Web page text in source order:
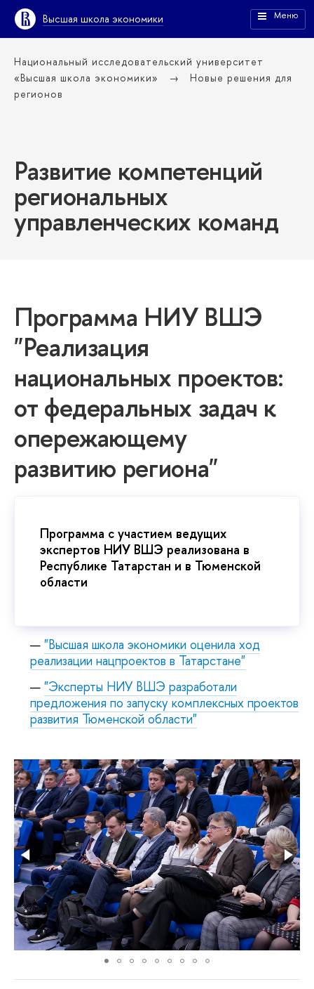
ысшая школа экономики Меню
Национальный исследовательский университет
«Высшая школа экономики»
Новые решения для
регионо
Развитие компетенций
региональных
управленческих команд
Программа НИУ ВШЭ
"Реализация
национальных проектов:
от федеральных задач к
опережающему
развитию региона"
Программа с участием ведущих
экспертов НИУ ВШЭ реализована
Республике Татарстан и в Тюменской
области
"Высшая школа экономики оценила ход
реализации нацпроектов в Татарстане"
"Эксперты НИУ ВШЭ разработали
предложения по запуску комплексных проекто
развития Тюменской области"